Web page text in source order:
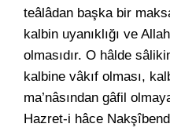
teâlâdan başka bir
kalbin uyanıklığı ve
olmasıdır. O hâlde
kalbine vâkıf olması,
ma’nâsından gâfil
Hazret-i hâce